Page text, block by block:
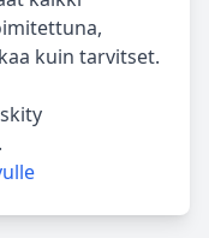
kuin tarvitset.